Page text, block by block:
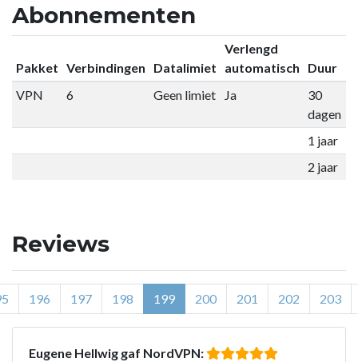
Abonnementen
Pakket Verbindingen Datalimiet
Verlengd
automatisch
Duur
VPN
6 Geen limiet Ja
30
dagen
1 jaar
2 jaar
Reviews
196 197 198 199 200 201 202 203
Eugene Hellwig gaf NordVPN: